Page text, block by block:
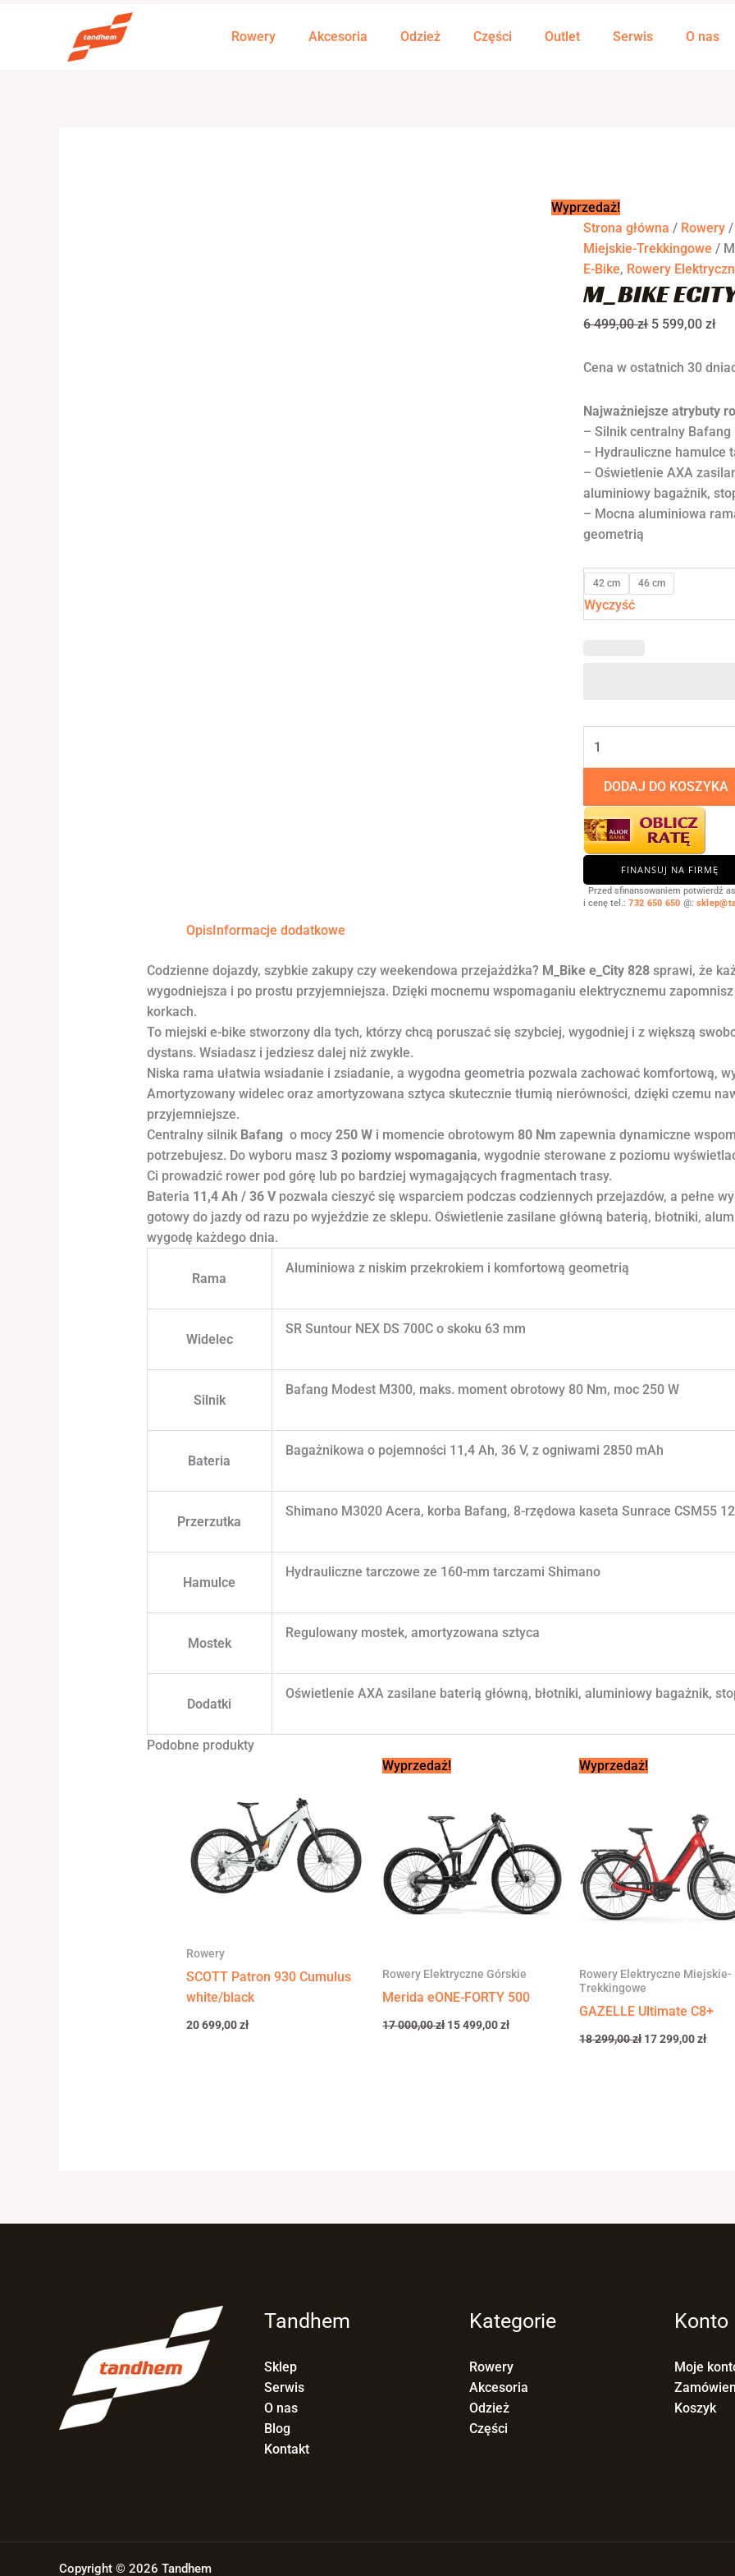
Rowery Akcesoria Odzież Części Outlet Serwis O nas
Wyprzedaż!
Strona główna / Rowery /
Miejskie-Trekkingowe /
E-Bike, Rowery
M_BIKE
6 499,00zł
cena
5 599,00zł
Cena w ostatnich 30
Najważniejsze atrybuty
– Silnik centralny
– Hydrauliczne hamulce
– Oświetlenie AXA
aluminiowy bagażnik,
– Mocna aluminiowa
geometrią
42 cm 46 cm
Wyczyść
M_BIKE
DODAJ DO KOSZYKA
FINANSUJ NA FIRMĘ
Przed sfinansowaniem potwierdź
i cenę tel.:732 650 650 @:
OpisInformacje dodatkowe
Codzienne dojazdy, szybkie zakupy czy weekendowa przejażdżka? M_Bike e_City 828sprawi, że
wygodniejsza i po prostu przyjemniejsza. Dzięki mocnemu wspomaganiu elektrycznemu
korkach.
To miejski e-bike stworzony dla tych, którzy chcą poruszać się szybciej, wygodniej i z większą
dystans. Wsiadasz i jedziesz dalej niż zwykle.
Niska rama ułatwia wsiadanie i zsiadanie, a wygodna geometria pozwala zachować komfortową,
Amortyzowany widelec oraz amortyzowana sztyca skutecznie tłumią nierówności, dzięki czemu
przyjemniejsze.
Centralny silnik Bafang o mocy 250 Wi momencie obrotowym 80 Nm zapewnia dynamiczne
potrzebujesz. Do wyboru masz 3 poziomy wspomagania, wygodnie sterowane z poziomu
Ci prowadzić rower pod górę lub po bardziej wymagających fragmentach trasy.
Bateria 11,4 Ah / 36 Vpozwala cieszyć się wsparciem podczas codziennych przejazdów, a pełne
gotowy do jazdy od razu po wyjeździe ze sklepu. Oświetlenie zasilane główną baterią, błotniki,
wygodę każdego dnia.
Rama
Aluminiowa z niskim przekrokiem i komfortową geometrią
Widelec
SR Suntour NEX DS 700C o skoku 63 mm
Silnik
Bafang Modest M300, maks. moment obrotowy 80 Nm, moc 250 W
Bateria
Bagażnikowa o pojemności 11,4 Ah, 36 V, z ogniwami 2850 mAh
Przerzutka
Shimano M3020 Acera, korba Bafang, 8-rzędowa kaseta Sunrace CSM55
Hamulce
Hydrauliczne tarczowe ze 160-mm tarczami Shimano
Mostek
Regulowany mostek, amortyzowana sztyca
Dodatki
Oświetlenie AXA zasilane baterią główną, błotniki, aluminiowy bagażnik,
Podobne produkty
Rowery
SCOTT Patron 930 Cumulus
white/black
20 699,00zł
Wyprzedaż!
Rowery Elektryczne Górskie
Merida eONE-FORTY 500
17 000,00zł
Pierwotna
cena
000,00 zł.
15 499,00zł
Wyprzedaż!
Rowery Elektryczne Miejskie-
Trekkingowe
GAZELLE Ultimate C8+
18 299,00zł
Pierwotna
cena
299,00 zł.
17 299,00zł
Tandhem
Sklep
Serwis
O nas
Blog
Kontakt
Kategorie
Rowery
Akcesoria
Odzież
Części
Konto
Moje
Koszyk
Copyright © 2026 Tandhem